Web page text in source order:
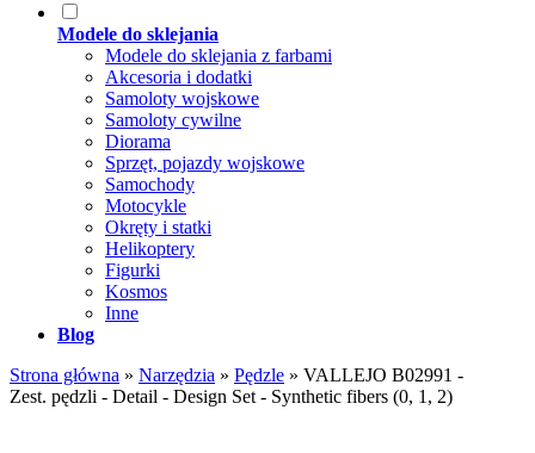
Modele do sklejania
Modele do sklejania z farbami
Akcesoria i dodatki
Samoloty wojskowe
Samoloty cywilne
Diorama
Sprzęt, pojazdy wojskowe
Samochody
Motocykle
Okręty i statki
Helikoptery
Figurki
Kosmos
Inne
Blog
Strona główna » Narzędzia » Pędzle » VALLEJO B02991 -
Zest. pędzli - Detail - Design Set - Synthetic fibers (0, 1, 2)